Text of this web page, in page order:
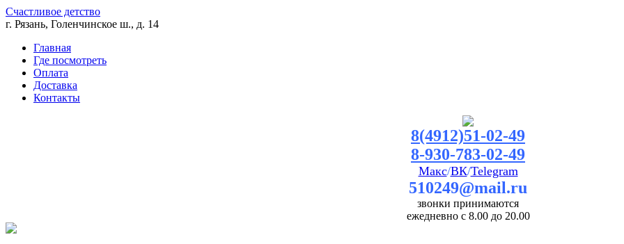
Счастливое детство
г. Рязань, Голенчинское ш., д. 14
Главная
Где посмотреть
Оплата
Доставка
Контакты
8(4912)51-02-49
8-930-783-02-49
Макс/ВК/Telegram
510249@mail.ru
звонки принимаются
ежедневно с 8.00 до 20.00